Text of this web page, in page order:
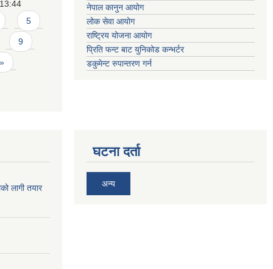
13:44
5
9
नेपाल कानुन आयोग
लोक सेवा आयोग
राष्ट्रिय योजना आयोग
प्रिति फन्ट बाट युनिकोड कन्भर्टर
डकुमेन्ट रुपान्तरण गर्न
लागी तयार
घटना दर्ता
अन्य